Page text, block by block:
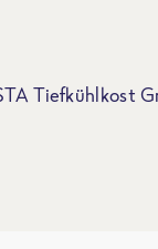
Tiefkühlkost